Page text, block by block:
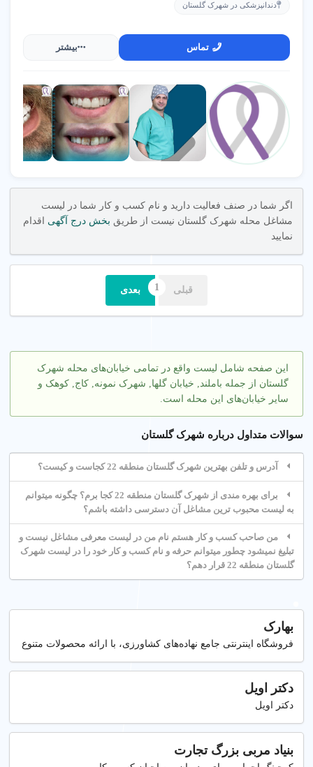
دندانپزشکی در شهرک گلستان
تماس بیشتر
اگر شما در صنف فعالیت دارید و نام کسب و کار شما در لیست
مشاغل محله شهرک گلستان نیست از طریق بخش درج آگهی اقدام
نمایید
قبلی بعدی
این صفحه شامل لیست واقع در تمامی خیابان‌های محله شهرک
گلستان از جمله باملند, خیابان گلها, شهرک نمونه, کاج, کوهک و
سایر خیابان‌های این محله است.
سوالات متداول درباره شهرک گلستان
آدرس و تلفن بهترین شهرک گلستان منطقه 22 کجاست و کیست؟
برای بهره مندی از شهرک گلستان منطقه 22 کجا برم؟ چگونه میتوانم
به لیست محبوب ترین مشاغل آن دسترسی داشته باشم؟
من صاحب کسب و کار هستم نام من در لیست معرفی مشاغل نیست و
تبلیغ نمیشود چطور میتوانم حرفه و نام کسب و کار خود را در لیست شهرک
گلستان منطقه 22 قرار دهم؟
بهارک
فروشگاه اینترنتی جامع نهاده‌های کشاورزی، با ارائه محصولات متنوع
دکتر اویل
دکتر اویل
بنیاد مربی بزرگ تجارت